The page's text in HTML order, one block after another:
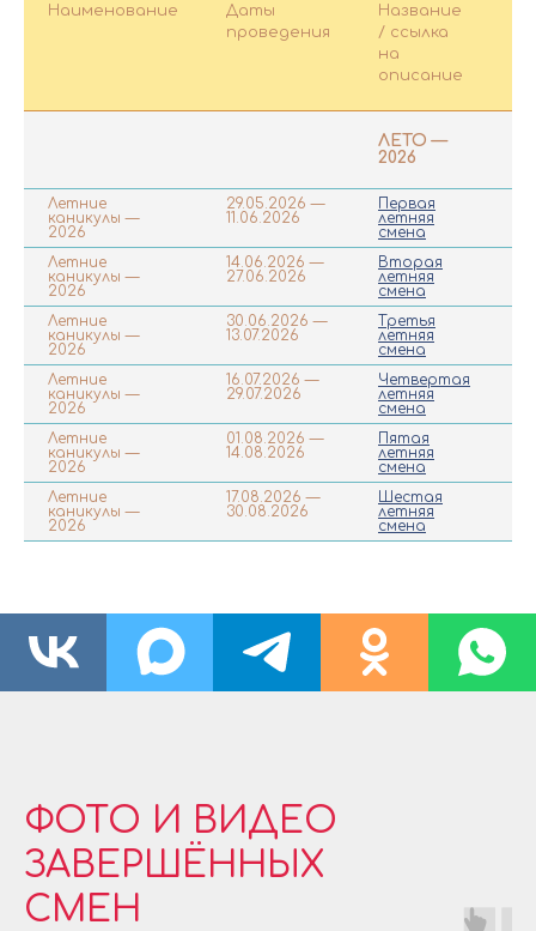
Наименование
Даты
проведения
Название
/ ссылка
на
описание
ЛЕТО —
2026
Летние
каникулы —
2026
29.05.2026 —
11.06.2026
Первая
летняя
смена
Летние
каникулы —
2026
14.06.2026 —
27.06.2026
Вторая
летняя
смена
Летние
каникулы —
2026
30.06.2026 —
13.07.2026
Третья
летняя
смена
Летние
каникулы —
2026
16.07.2026 —
29.07.2026
Четвертая
летняя
смена
Летние
каникулы —
2026
01.08.2026 —
14.08.2026
Пятая
летняя
смена
Летние
каникулы —
2026
17.08.2026 —
30.08.2026
Шестая
летняя
смена
ФОТО И ВИДЕО
ЗАВЕРШЁННЫХ
СМЕН